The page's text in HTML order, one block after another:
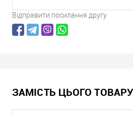
Відправити посилання другу
ЗАМІСТЬ ЦЬОГО